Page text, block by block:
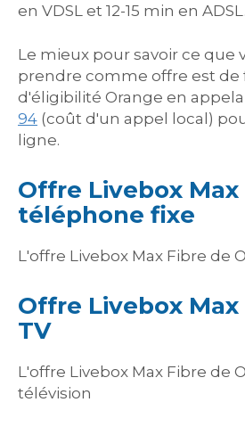
en VDSL et 12-15 min en ADSL.
Le mieux pour savoir ce que
prendre comme offre est de
d'éligibilité Orange en
94 (coût d'un appel local)
ligne.
Offre Livebox
téléphone fixe
L'offre Livebox Max Fibre de
Offre Livebox
TV
L'offre Livebox Max Fibre de
télévision